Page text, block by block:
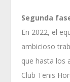
Segunda
En 2022, el
ambicioso
que hasta los
Club Tenis